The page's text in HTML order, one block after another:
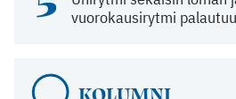
vuorokausirytmi palautuu